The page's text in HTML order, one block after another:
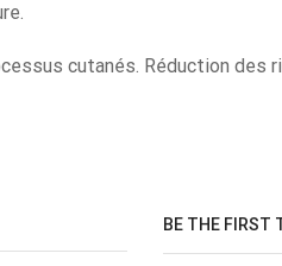
cutanés. Réduction
BE THE FIRST